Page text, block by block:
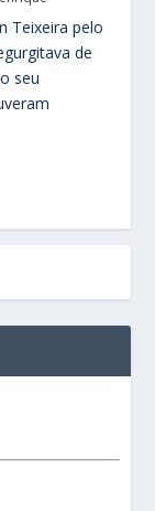
Teixeira pelo
de
seu